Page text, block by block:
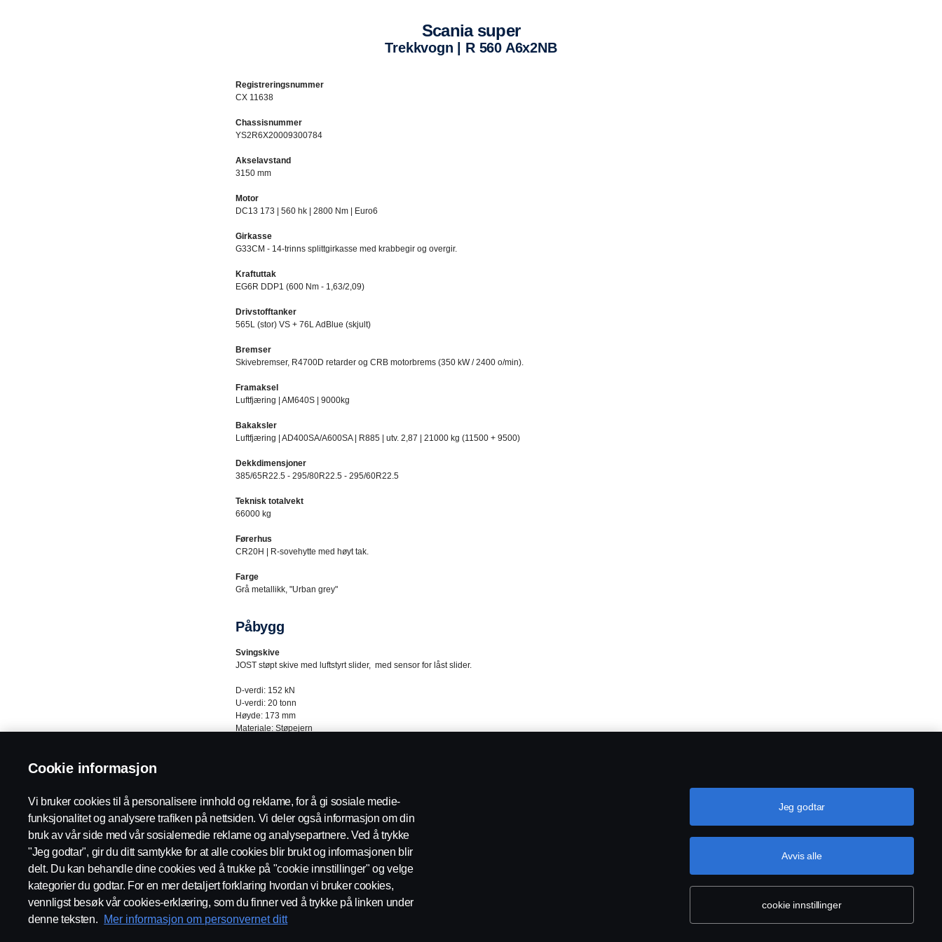
Scania super
Trekkvogn | R 560 A6x2NB​
Registreringsnummer
CX 11638​
Chassisnummer
YS2R6X20009300784
Akselavstand
3150 mm​
Motor​
DC13 173 | 560 hk | 2800 Nm | Euro6​
Girkasse​
G33CM - 14-trinns splittgirkasse med krabbegir og overgir.​
Kraftuttak​
​EG6R DDP1 (600 Nm - 1,63/2,09)​
Drivstofftanker​
565L (stor) VS + 76L AdBlue (skjult)​
Bremser​
Skivebremser, R4700D retarder og CRB motorbrems (350 kW / 2400 o/min).​
Framaksel​
Luftfjæring | AM640S | 9000kg​
Bakaksler​
Luftfjæring | AD400SA/A600SA | R885 | utv. 2,87 | 21000 kg (11500 + 9500)​
Dekkdimensjoner​
385/65R22.5 - 295/80R22.5 - 295/60R22.5​
Teknisk totalvekt​
66000 kg​
Førerhus​
CR20H | R-sovehytte med høyt tak.​
Farge
Grå metallikk, "Urban grey"
Påbygg
Svingskive
JOST støpt skive med luftstyrt slider, med sensor for låst slider.​
D-verdi: 152 kN​
U-verdi: 20 tonn​
Høyde: 173 mm​
Materiale: Støpejern​
Verktøykasse
Verktøykasse i kombinasjon med original Scania sideskjørt.​
Hydraulikk
Hydraulikk montert fra fabrikk, komplementert NOS Kongsvinger.​
Rammemontert aluminium hydraulikktank på 200 liter​
Hydraulikkventil, trykkbegrensning, 250 bar​
Hydraulikkpumpe montert på girkasse, standard 100 liter pumpe.​
Brytere i førerhus
Cookie informasjon
Vi bruker cookies til å personalisere innhold og reklame, for å gi sosiale medie-
funksjonalitet og analysere trafiken på nettsiden. Vi deler også informasjon om din
bruk av vår side med vår sosialemedie reklame og analysepartnere. Ved å trykke
"Jeg godtar", gir du ditt samtykke for at alle cookies blir brukt og informasjonen blir
delt. Du kan behandle dine cookies ved å trukke på "cookie innstillinger" og velge
kategorier du godtar. For en mer detaljert forklaring hvordan vi bruker cookies,
vennligst besøk vår cookies-erklæring, som du finner ved å trykke på linken under
denne teksten.
Mer informasjon om personvernet ditt
cookie innstillinger
Avvis alle
Jeg godtar